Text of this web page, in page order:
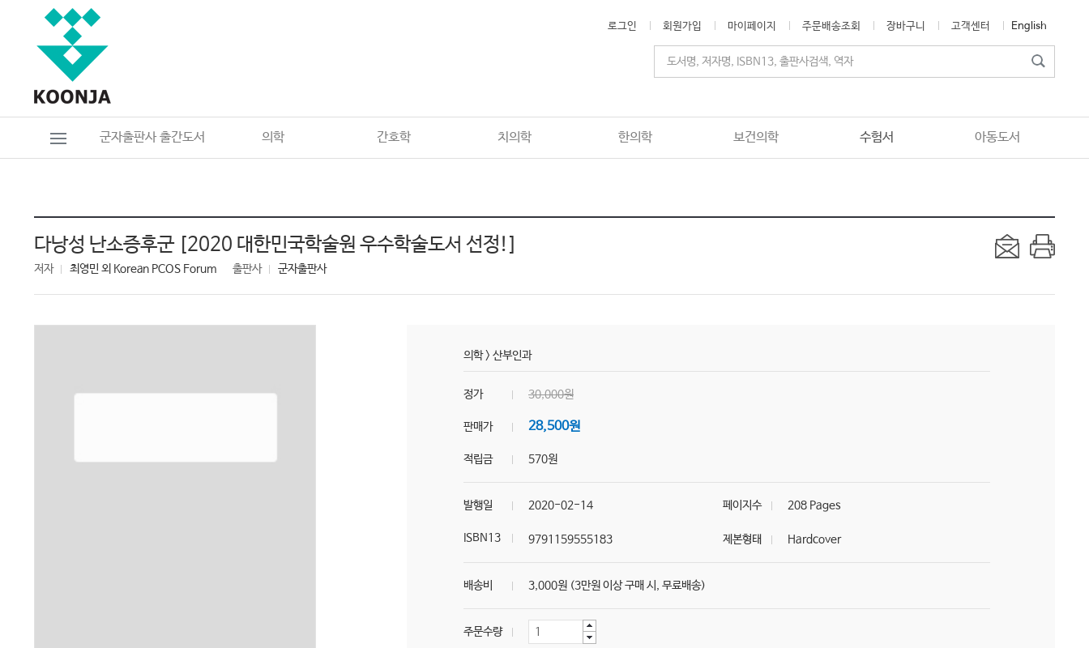
로그인 회원가입 마이페이지 주문배송조회 장바구니 고객센터 English
군자출판사 출간도서 의학 간호학 치의학 한의학 보건의학 수험서 아동도서
다낭성 난소증후군 [2020 대한민국학술원 우수학술도서 선정!]
저자 최영민 외 Korean PCOS Forum 출판사 군자출판사
의학> 산부인과
정가 30,000원
판매가 28,500원
적립금 570원
발행일 2020-02-14 페이지수 208 Pages
ISBN13 9791159555183 제본형태 Hardcover
배송비 3,000원 (3만원 이상 구매 시, 무료배송)
주문수량